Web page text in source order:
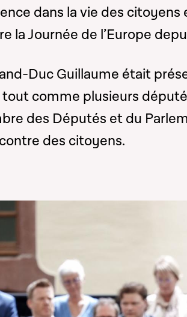
dans la vie des
la Journée de l’Europe
Duc Guillaume était
comme plusieurs
des Députés et du
des citoyens.